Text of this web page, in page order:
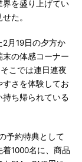
界を盛り上げてい
た。
月19日の夕方か
の体感コーナー
こでは連日連夜
さを体験してお
持ち帰られている
予約特典として
1000名に、商品